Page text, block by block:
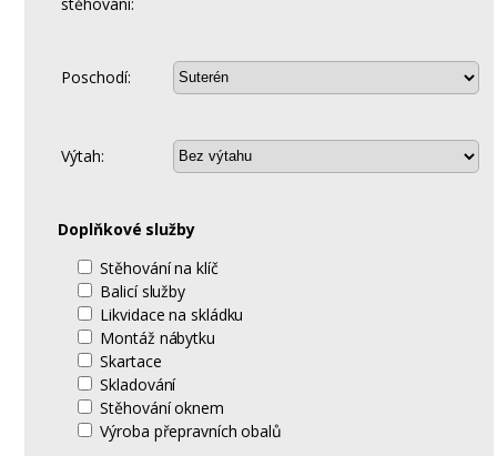
Poschodí:
Výtah:
Doplňkové služby
Stěhování na klíč
Balicí služby
Likvidace na skládku
Montáž nábytku
Skartace
Skladování
Stěhování oknem
Výroba přepravních obalů